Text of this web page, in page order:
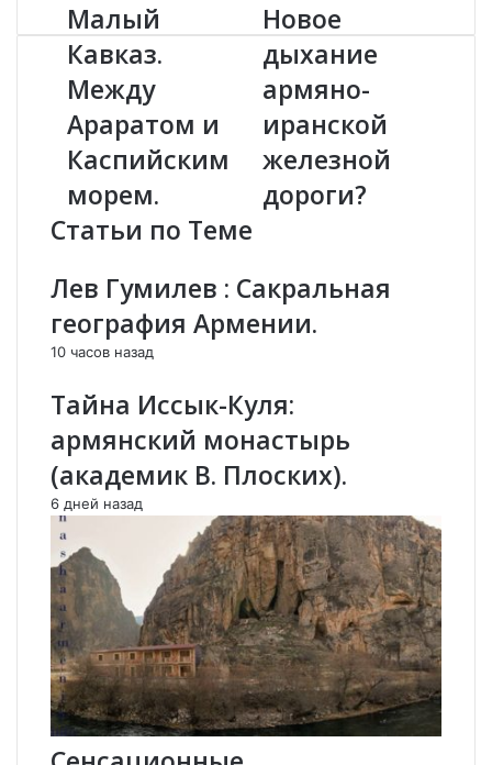
М
а
л
ы
й
К
а
в
к
з
М
ж
д
А
а
р
т
м
с
п
и
й
Малый
Кавказ.
Между
Араратом и
Каспийским
морем.
Н
о
в
о
е
д
х
а
а
м
о
и
р
н
с
к
о
й
ж
е
л
е
з
Новое
дыхание
армяно-
иранской
железной
дороги?
Статьи по Теме
Лев Гумилев : Сакральная
география Армении.
10 часов назад
Тайна Иссык-Куля:
армянский монастырь
(академик В. Плоских).
6 дней назад